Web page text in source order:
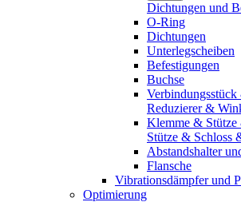
Dichtungen und
O-Ring
Dichtungen
Unterlegscheiben
Befestigungen
Buchse
Reduzierer &
Klemme &
Stütze & Schloss
Abstandshalter
Flansche
Vibrationsdämpfer und
Optimierung